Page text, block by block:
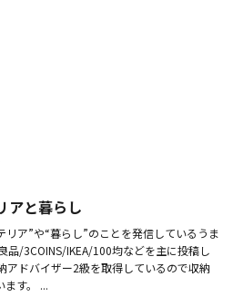
アと暮らし
リア”や“暮らし”のことを発信しているうま
ます。 ...